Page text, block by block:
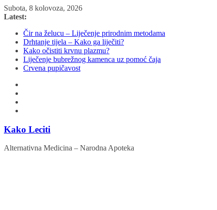
Skip
to
Subota, 8 kolovoza, 2026
Latest:
Čir na želucu – Liječenje prirodnim metodama
Drhtanje tijela – Kako ga liječiti?
Kako očistiti krvnu plazmu?
Liječenje bubrežnog kamenca uz pomoć čaja
Crvena pupičavost
Kako Leciti
Alternativna Medicina – Narodna Apoteka